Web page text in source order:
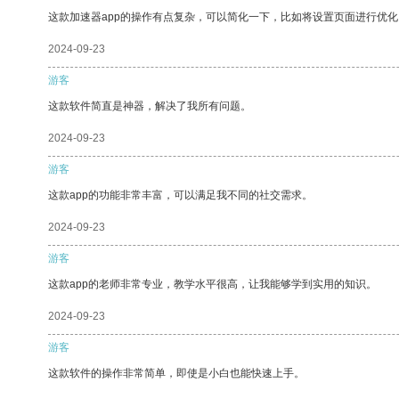
这款加速器app的操作有点复杂，可以简化一下，比如将设置页面进行优
2024-09-23
游客
这款软件简直是神器，解决了我所有问题。
2024-09-23
游客
这款app的功能非常丰富，可以满足我不同的社交需求。
2024-09-23
游客
这款app的老师非常专业，教学水平很高，让我能够学到实用的知识。
2024-09-23
游客
这款软件的操作非常简单，即使是小白也能快速上手。